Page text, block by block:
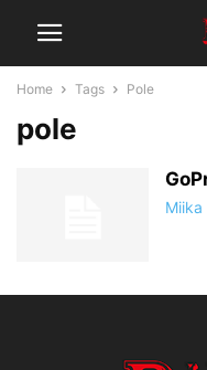
Home Tags Pole
pole
Miika